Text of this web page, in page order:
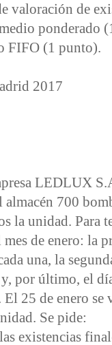
valoración de
ponderado
FIFO (1 punto).
2017
LEDLUX
almacén 700
la unidad. Para
mes de enero: la
una, la
por último, el
25 de enero se
Se pide:
existencias